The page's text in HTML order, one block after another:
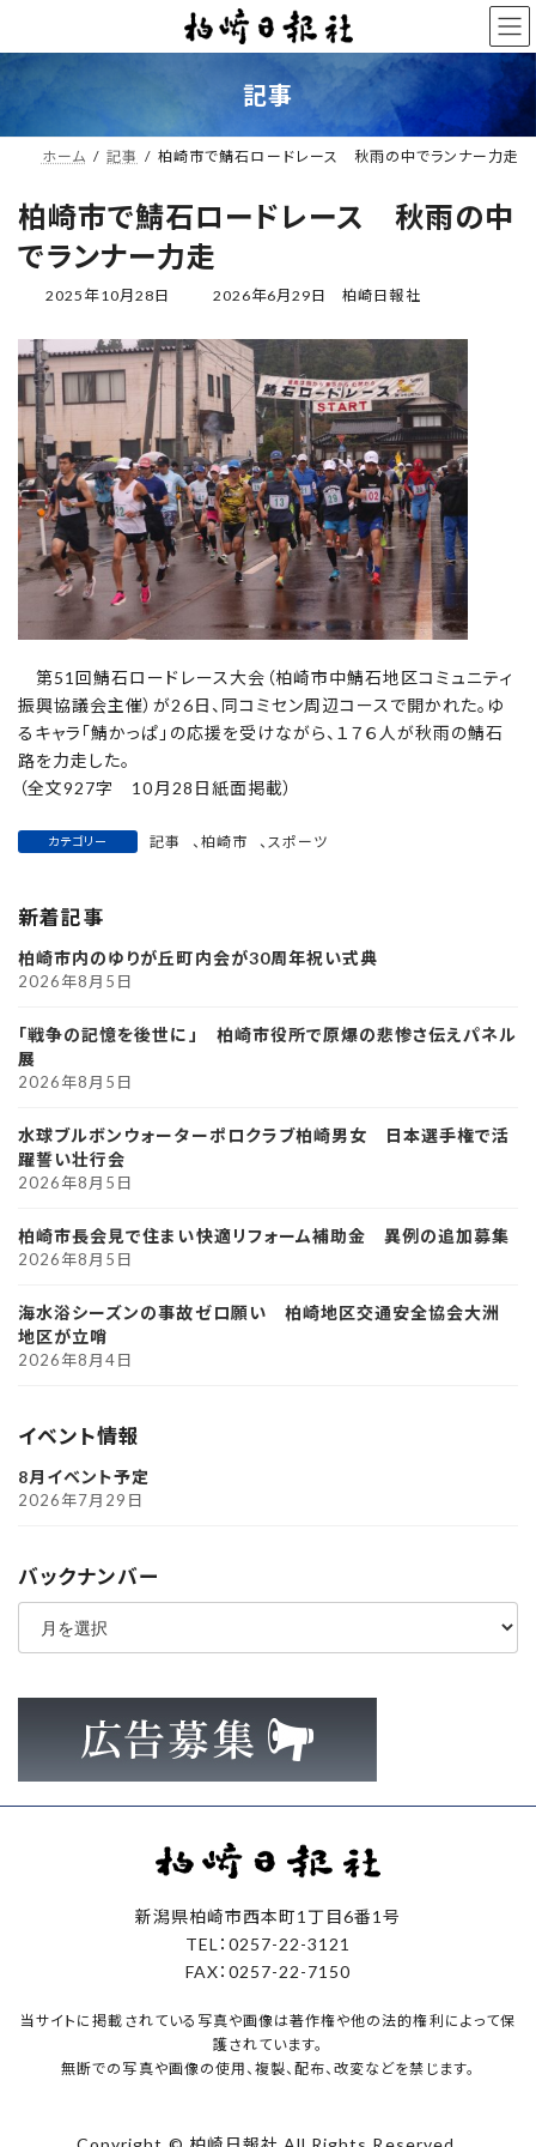
テ
ゲ
記事
ホーム 記事 柏崎市で鯖石ロードレース 秋雨の中でランナー力走
柏崎市で鯖石ロードレース 秋雨の中
でランナー力走
2025年10月28日
最
更
新
日
時
:
2026年6月29日 柏崎日報社
第51回鯖石ロードレース大会（柏崎市中鯖石地区コミュニティ
振興協議会主催）が26日、同コミセン周辺コースで開かれた。ゆ
るキャラ「鯖かっぱ」の応援を受けながら、１７６人が秋雨の鯖石
路を力走した。
（全文927字 10月28日紙面掲載）
カテゴリー 記事 、 柏崎市 、 スポーツ
新着記事
柏崎市内のゆりが丘町内会が30周年祝い式典
2026年8月5日
「戦争の記憶を後世に」 柏崎市役所で原爆の悲惨さ伝えパネル
展
2026年8月5日
水球ブルボンウォーターポロクラブ柏崎男女 日本選手権で活
躍誓い壮行会
2026年8月5日
柏崎市長会見で住まい快適リフォーム補助金 異例の追加募集
2026年8月5日
海水浴シーズンの事故ゼロ願い 柏崎地区交通安全協会大洲
地区が立哨
2026年8月4日
イベント情報
8月イベント予定
2026年7月29日
バックナンバー
ア
カ
ブ
新潟県柏崎市西本町1丁目6番1号
TEL：0257-22-3121
FAX：0257-22-7150
当サイトに掲載されている写真や画像は著作権や他の法的権利によって保
護されています。
無断での写真や画像の使用、複製、配布、改変などを禁じます。